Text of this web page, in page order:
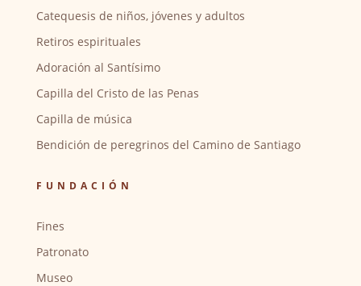
Catequesis de niños, jóvenes y adultos
Retiros espirituales
Adoración al Santísimo
Capilla del Cristo de las Penas
Capilla de música
Bendición de peregrinos del Camino de Santiago
FUNDACIÓN
Fines
Patronato
Museo